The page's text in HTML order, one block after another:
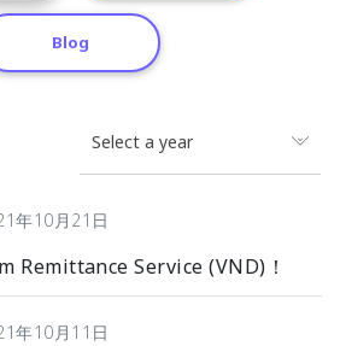
Blog
Select a year
年10月21日
Remittance Service (VND)！
年10月11日